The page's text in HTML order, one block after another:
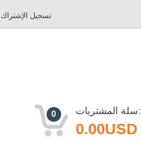
تسجيل الإشتراك
0 سلة المشتريات:
0.00USD